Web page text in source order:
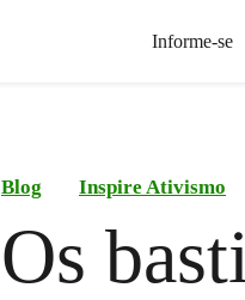
Informe-se
Blog Inspire Ativismo
Os